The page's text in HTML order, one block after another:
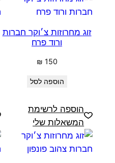
זוג מחרוזות צ׳וקר חברות
ורוד פרח
₪ 150
הוספה לסל
הוספה לרשימת
המשאלות שלי